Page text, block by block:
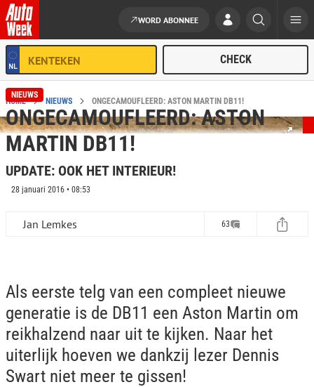
Ga naar de inhoud
WORD ABONNEE
HOME NIEUWS ONGECAMOUFLEERD: ASTON MARTIN DB11!
NIEUWS
ONGECAMOUFLEERD: ASTON
MARTIN DB11!
UPDATE: OOK HET INTERIEUR!
28 januari 2016 • 08:53
Jan Lemkes 63
Als eerste telg van een compleet nieuwe
generatie is de DB11 een Aston Martin om
reikhalzend naar uit te kijken. Naar het
uiterlijk hoeven we dankzij lezer Dennis
Swart niet meer te gissen!